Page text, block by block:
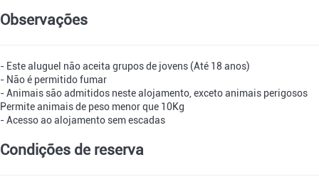
Observações
- Este aluguel não aceita grupos de jovens (Até 18 anos)
- Não é permitido fumar
- Animais são admitidos neste alojamento, exceto animais perigosos
Permite animais de peso menor que 10Kg
- Acesso ao alojamento sem escadas
Condições de reserva